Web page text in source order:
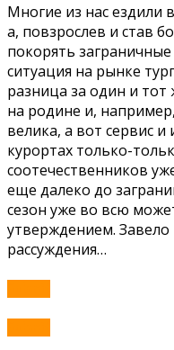
Многие из нас ездили
а, повзрослев и став
покорять
ситуация на рынке
разница за один и
на родине и,
велика, а вот сервис и
курортах только-
соотечественников
еще далеко до
сезон уже во всю
утверждением.
рассуждения…